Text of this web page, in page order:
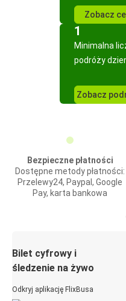
Zobacz
1
Minimalna
podróży
Zobacz
Bezpieczne płatności
Dostępne metody płatności:
Przelewy24, Paypal, Google
Pay, karta bankowa
Bilet cyfrowy i
śledzenie na żywo
Odkryj aplikację FlixBusa